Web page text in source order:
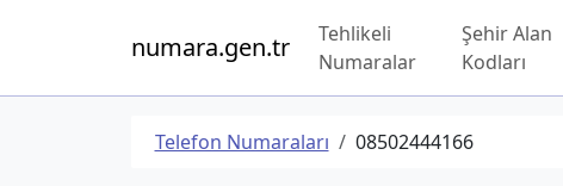
numara.gen.tr
Tehlikeli
Numaralar
Şehir Alan
Kodları
Telefon Numaraları 08502444166